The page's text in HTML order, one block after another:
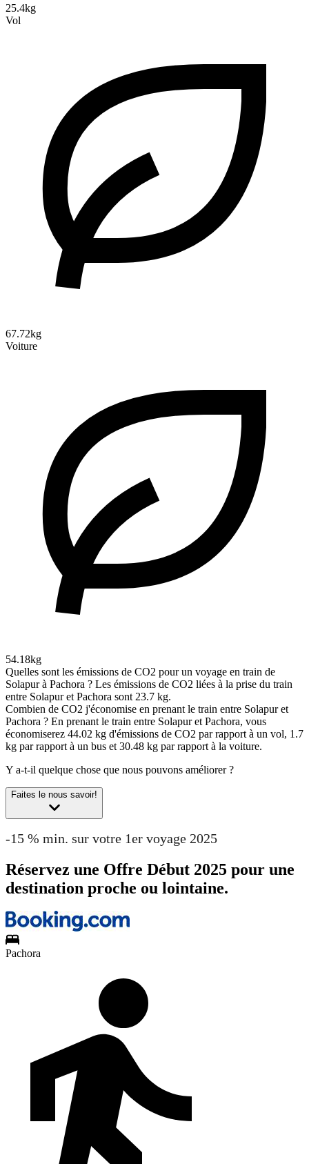
25.4kg
Vol
67.72kg
Voiture
54.18kg
Quelles sont les émissions de CO2 pour un voyage en train de
Solapur à Pachora ? Les émissions de CO2 liées à la prise du train
entre Solapur et Pachora sont 23.7 kg.
Combien de CO2 j'économise en prenant le train entre Solapur et
Pachora ? En prenant le train entre Solapur et Pachora, vous
économiserez 44.02 kg d'émissions de CO2 par rapport à un vol, 1.7
kg par rapport à un bus et 30.48 kg par rapport à la voiture.
Y a-t-il quelque chose que nous pouvons améliorer ?
Faites le nous savoir!
-15 % min. sur votre 1er voyage 2025
Réservez une Offre Début 2025 pour une
destination proche ou lointaine.
Pachora